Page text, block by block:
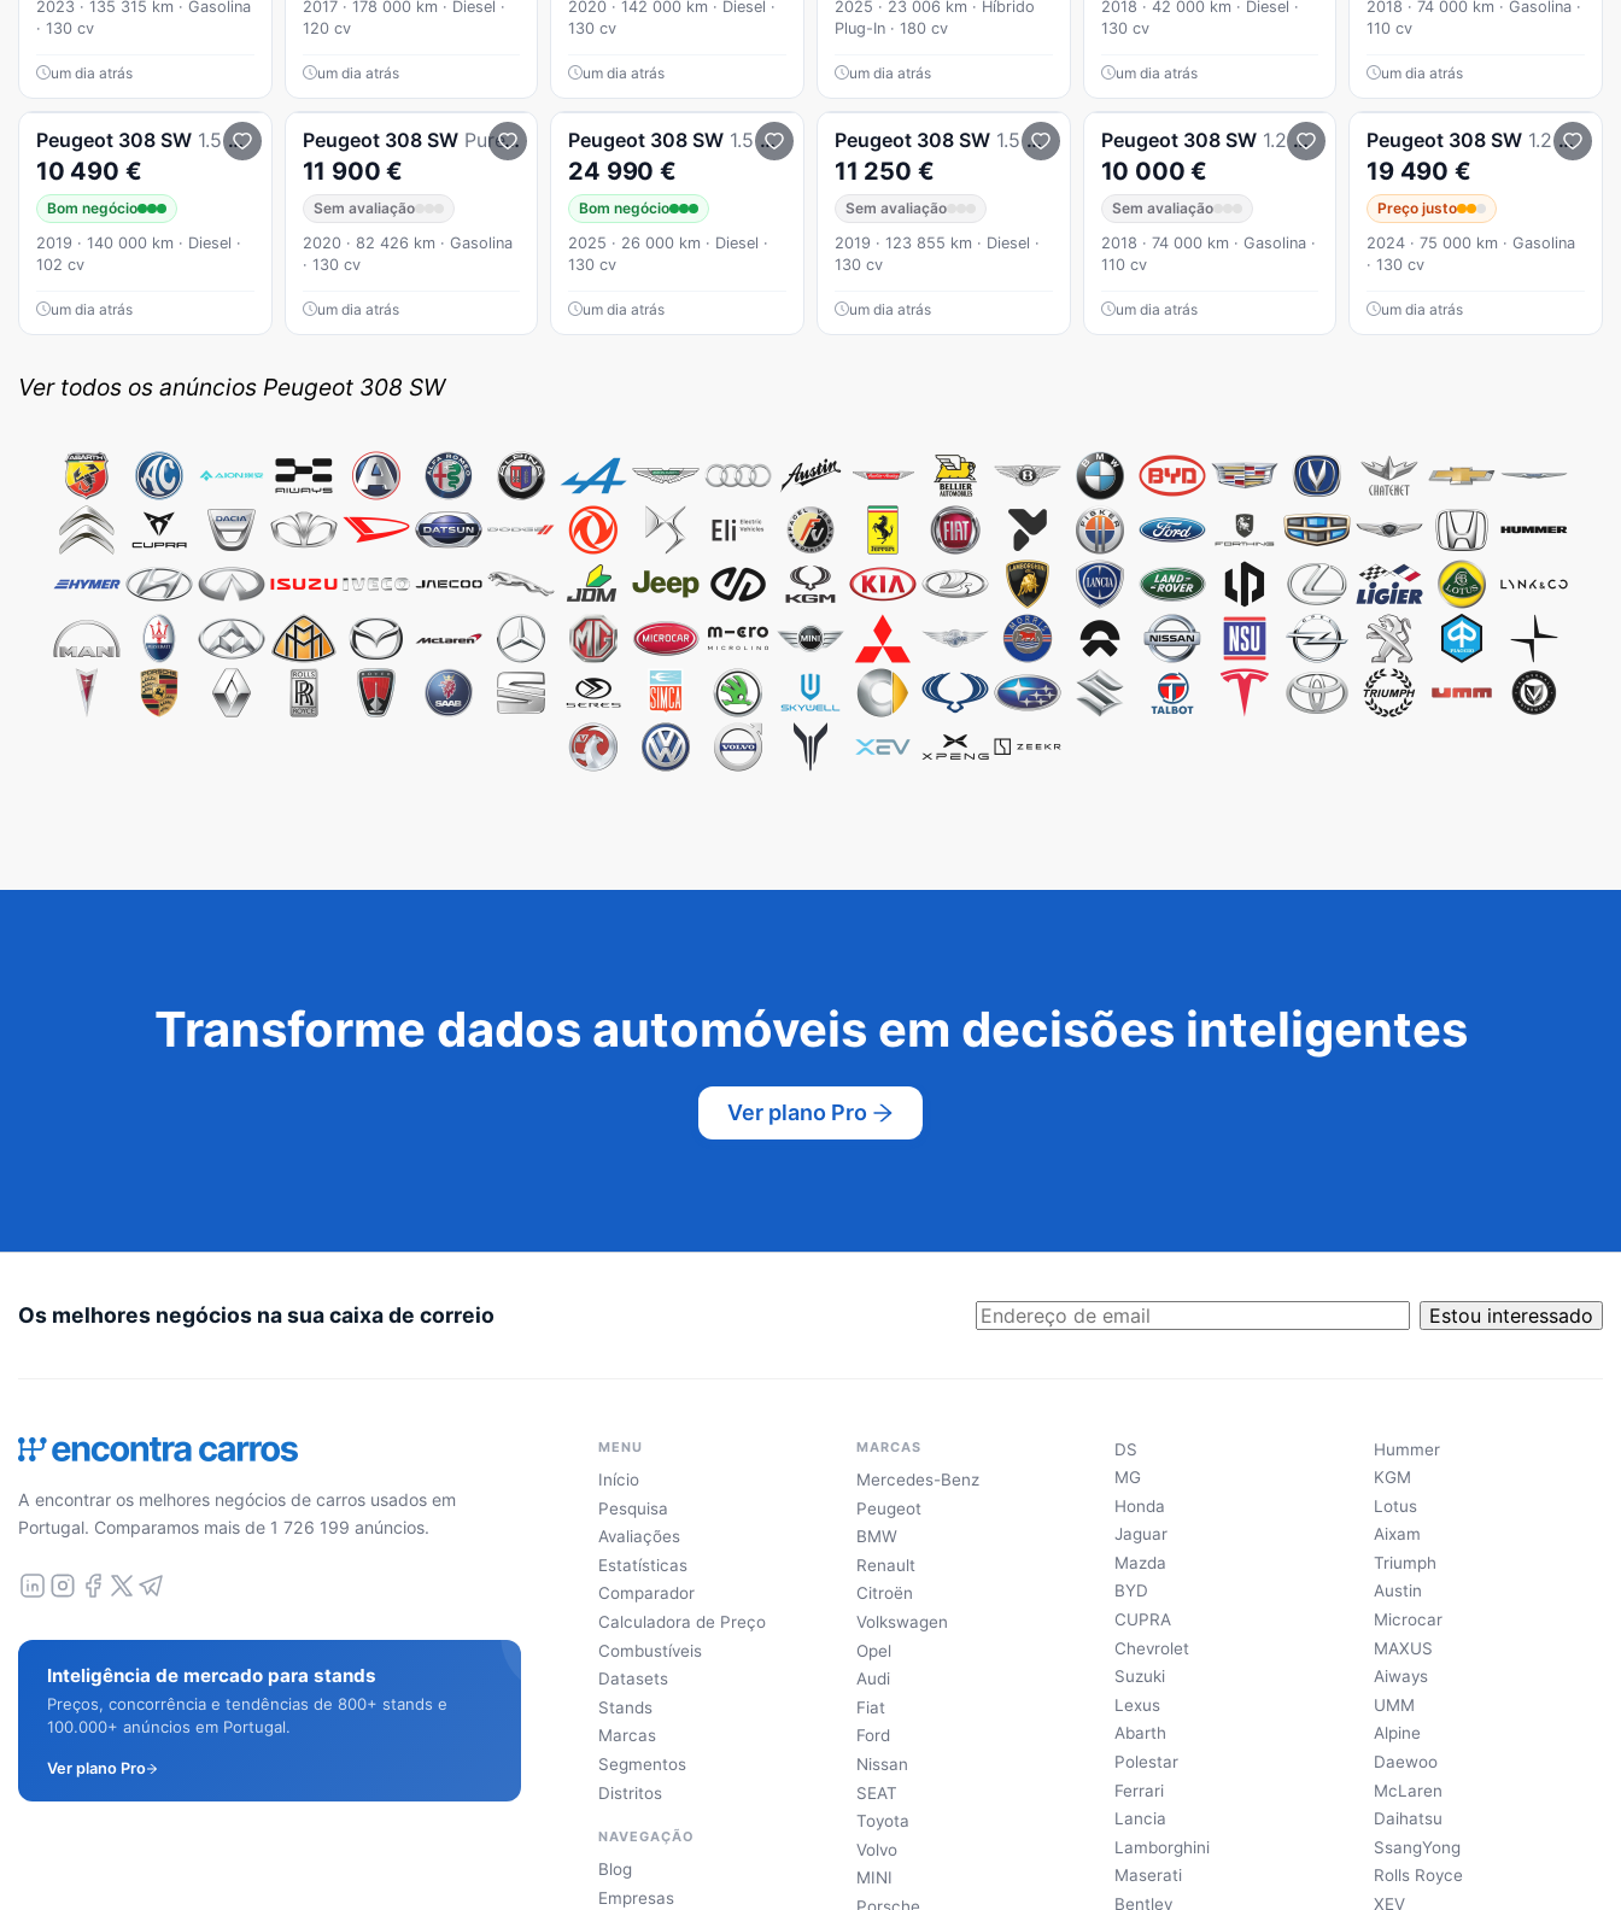
2023 · 135 315 km · Gasolina
· 130 cv
um dia atrás
2017 · 178 000 km · Diesel ·
120 cv
um dia atrás
2020 · 142 000 km · Diesel ·
130 cv
um dia atrás
2025 · 23 006 km · Híbrido
Plug-In · 180 cv
um dia atrás
2018 · 42 000 km · Diesel ·
130 cv
um dia atrás
2018 · 74 000 km · Gasolina ·
110 cv
um dia atrás
Peugeot 308 SW 1.5 BlueHDi Business Line
10 490 €
Bom negócio
2019 · 140 000 km · Diesel ·
102 cv
um dia atrás
Peugeot 308 SW PureTech 130 Allure
11 900 €
Sem avaliação
2020 · 82 426 km · Gasolina
· 130 cv
um dia atrás
Peugeot 308 SW 1.5 BlueHDi Style EAT8
24 990 €
Bom negócio
2025 · 26 000 km · Diesel ·
130 cv
um dia atrás
Peugeot 308 SW 1.5 BlueHDi Style
11 250 €
Sem avaliação
2019 · 123 855 km · Diesel ·
130 cv
um dia atrás
Peugeot 308 SW 1.2 PureTech Style
10 000 €
Sem avaliação
2018 · 74 000 km · Gasolina ·
110 cv
um dia atrás
Peugeot 308 SW 1.2 PureTech Allure Pack EAT8
19 490 €
Preço justo
2024 · 75 000 km · Gasolina
· 130 cv
um dia atrás
Ver todos os anúncios Peugeot 308 SW
Transforme dados automóveis em decisões inteligentes
Ver plano Pro
Os melhores negócios na sua caixa de correio Estou interessado
A encontrar os melhores negócios de carros usados em
Portugal. Comparamos mais de 1 726 199 anúncios.
Inteligência de mercado para stands
Preços, concorrência e tendências de 800+ stands e
100.000+ anúncios em Portugal.
Ver plano Pro
MENU
Início
Pesquisa
Avaliações
Estatísticas
Comparador
Calculadora de Preço
Combustíveis
Datasets
Stands
Marcas
Segmentos
Distritos
NAVEGAÇÃO
Blog
Empresas
MARCAS
Mercedes-Benz
Peugeot
BMW
Renault
Citroën
Volkswagen
Opel
Audi
Fiat
Ford
Nissan
SEAT
Toyota
Volvo
MINI
DS
MG
Honda
Jaguar
Mazda
BYD
CUPRA
Chevrolet
Suzuki
Lexus
Abarth
Polestar
Ferrari
Lancia
Lamborghini
Maserati
Bentley
Hummer
KGM
Lotus
Aixam
Triumph
Austin
Microcar
MAXUS
Aiways
UMM
Alpine
Daewoo
McLaren
Daihatsu
SsangYong
Rolls Royce
XEV